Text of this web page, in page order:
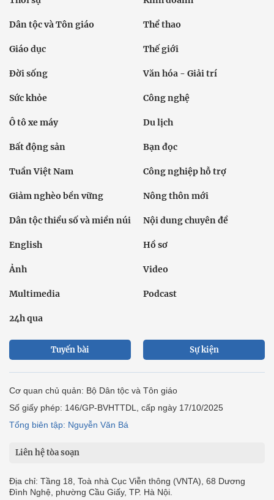
Dân tộc và Tôn giáo Thể thao
Giáo dục Thế giới
Đời sống Văn hóa - Giải trí
Sức khỏe Công nghệ
Ô tô xe máy Du lịch
Bất động sản Bạn đọc
Tuần Việt Nam Công nghiệp hỗ trợ
Giảm nghèo bền vững Nông thôn mới
Dân tộc thiểu số và miền núi Nội dung chuyên đề
English Hồ sơ
Ảnh Video
Multimedia Podcast
24h qua
Tuyến bài Sự kiện
Cơ quan chủ quản: Bộ Dân tộc và Tôn giáo
Số giấy phép: 146/GP-BVHTTDL, cấp ngày 17/10/2025
Tổng biên tập: Nguyễn Văn Bá
Liên hệ tòa soạn
Địa chỉ: Tầng 18, Toà nhà Cục Viễn thông (VNTA), 68 Dương
Đình Nghệ, phường Cầu Giấy, TP. Hà Nội.